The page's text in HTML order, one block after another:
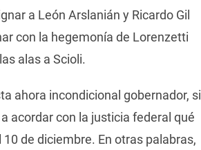
a León Arslanián y Ricardo Gil
con la hegemonía de Lorenzetti
alas a Scioli.
ahora incondicional gobernador, si
acordar con la justicia federal qué
de diciembre. En otras palabras,